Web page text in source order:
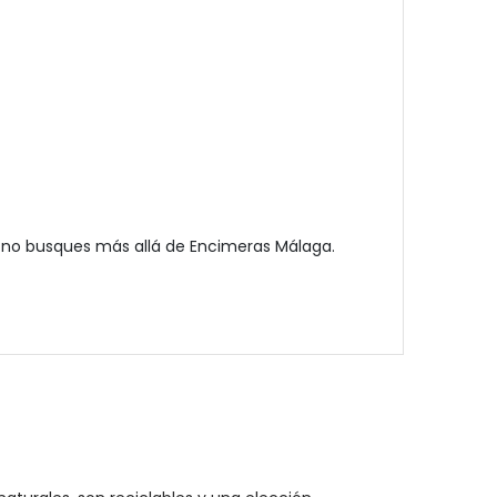
busques más allá de Encimeras Málaga.